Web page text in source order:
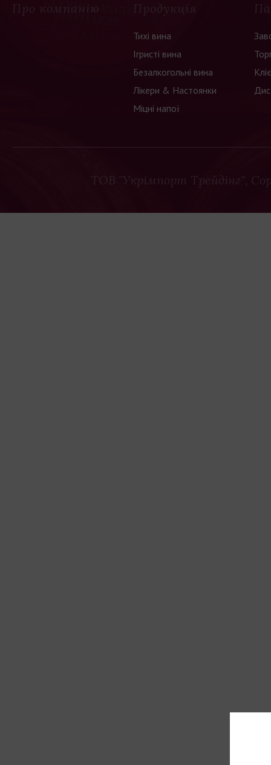
Про компанію Продукція
Тихі вина
Ігристі вина
Безалкогольні вина
Лікери & Настоянки
Міцні напої
ТОВ "Укрімпорт Трейдінг",